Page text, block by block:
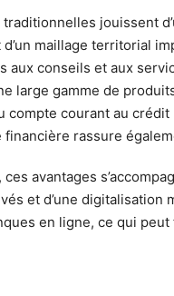
traditionnelles jouissent
maillage territorial
aux conseils et aux
large gamme de
compte courant au
financière rassure
ces avantages
et d’une digitalisation
en ligne, ce qui